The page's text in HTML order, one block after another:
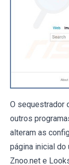
O sequestrador
outros
alteram as
página inicial do
Znoo.net e